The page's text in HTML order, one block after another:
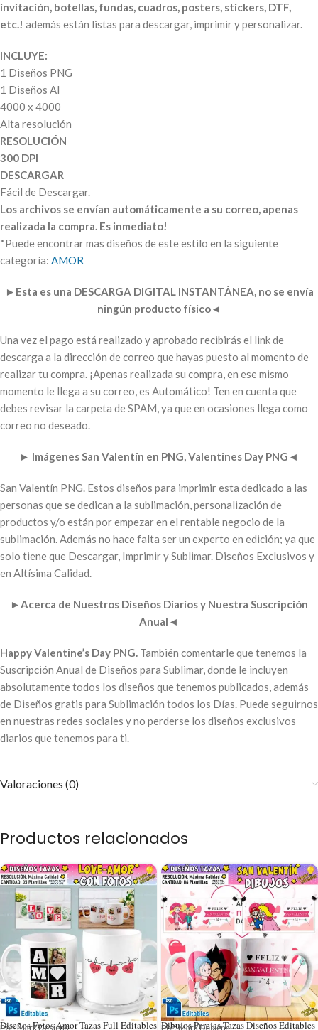
invitación, botellas, fundas, cuadros, posters, stickers, DTF,
etc.! además están listas para descargar, imprimir y personalizar.
INCLUYE:
1 Diseños PNG
1 Diseños AI
4000 x 4000
Alta resolución
RESOLUCIÓN
300 DPI
DESCARGAR
Fácil de Descargar.
Los archivos se envían automáticamente a su correo, apenas
realizada la compra. Es inmediato!
*Puede encontrar mas diseños de este estilo en la siguiente
categoría: AMOR
► Esta es una DESCARGA DIGITAL INSTANTÁNEA, no se envía
ningún producto físico◄
Una vez el pago está realizado y aprobado recibirás el link de
descarga a la dirección de correo que hayas puesto al momento de
realizar tu compra. ¡Apenas realizada su compra, en ese mismo
momento le llega a su correo, es Automático! Ten en cuenta que
debes revisar la carpeta de SPAM, ya que en ocasiones llega como
correo no deseado.
► Imágenes San Valentín en PNG, Valentines Day PNG ◄
San Valentín PNG. Estos diseños para imprimir esta dedicado a las
personas que se dedican a la sublimación, personalización de
productos y/o están por empezar en el rentable negocio de la
sublimación. Además no hace falta ser un experto en edición; ya que
solo tiene que Descargar, Imprimir y Sublimar. Diseños Exclusivos y
en Altísima Calidad.
►Acerca de Nuestros Diseños Diarios y Nuestra Suscripción
Anual ◄
Happy Valentine’s Day PNG. También comentarle que tenemos la
Suscripción Anual de Diseños para Sublimar, donde le incluyen
absolutamente todos los diseños que tenemos publicados, además
de Diseños gratis para Sublimación todos los Días. Puede seguirnos
en nuestras redes sociales y no perderse los diseños exclusivos
diarios que tenemos para ti.
Valoraciones (0)
Productos relacionados
Diseños Fotos Amor Tazas Full Editables
Por: Mark Designs Dibujos Parejas Tazas Diseños Editables
Por: Mark Designs